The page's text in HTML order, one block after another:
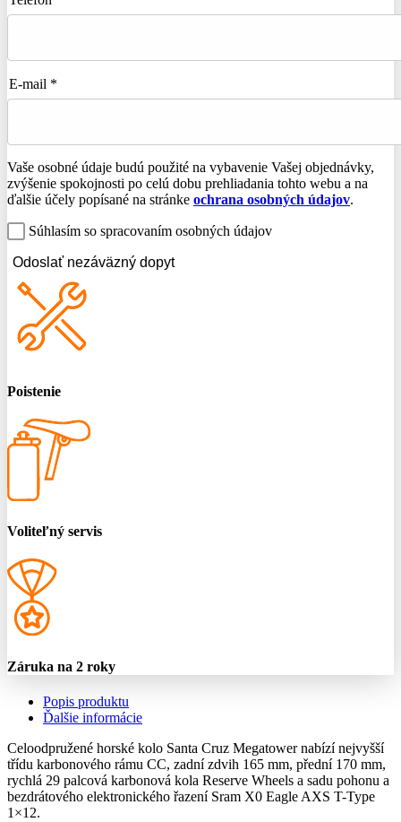
E-mail *
Vaše osobné údaje budú použité na vybavenie Vašej objednávky,
zvýšenie spokojnosti po celú dobu prehliadania tohto webu a na
ďalšie účely popísané na stránke ochrana osobných údajov.
Súhlasím so spracovaním osobných údajov
Odoslať nezáväzný dopyt
Poistenie
Voliteľný servis
Záruka na 2 roky
Popis produktu
Ďalšie informácie
Celoodpružené horské kolo Santa Cruz Megatower nabízí nejvyšší
třídu karbonového rámu CC, zadní zdvih 165 mm, přední 170 mm,
rychlá 29 palcová karbonová kola Reserve Wheels a sadu pohonu a
bezdrátového elektronického řazení Sram X0 Eagle AXS T-Type
1×12.